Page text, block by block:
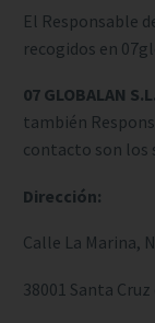
El Responsable
recogidos en
07 GLOBALAN S.L.
también
contacto son los
Dirección:
Calle La Marina,
38001 Santa